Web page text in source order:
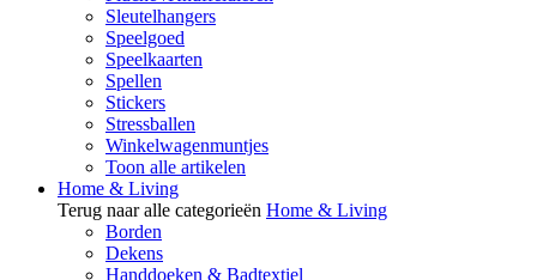
Sleutelhangers
Speelgoed
Speelkaarten
Spellen
Stickers
Stressballen
Winkelwagenmuntjes
Toon alle artikelen
Home & Living
Terug naar alle categorieën Home & Living
Borden
Dekens
Handdoeken & Badtextiel